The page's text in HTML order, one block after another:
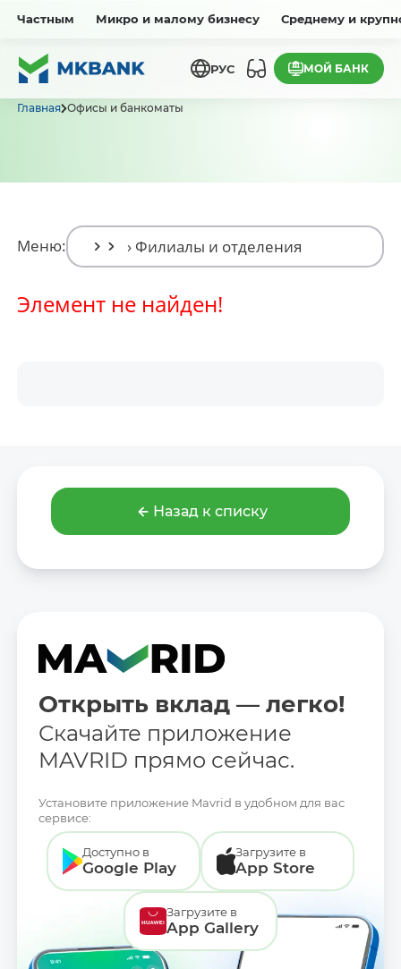
Частным Микро и малому бизнесу Среднему и
РУС МОЙ БАНК
Главная Офисы и банкоматы
Меню:
Элемент не найден!
Назад к списку
Открыть вклад — легко!
Скачайте приложение
MAVRID прямо сейчас.
Установите приложение Mavrid в удобном для вас
сервисе:
Доступно в
Google Play
Загрузите в
App Store
Загрузите в
App Gallery